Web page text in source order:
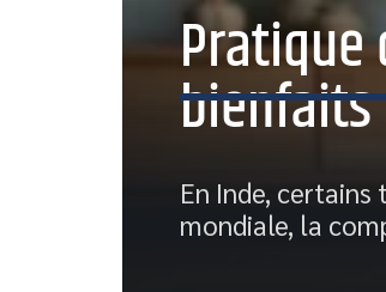
Pratique
bienfaits
En Inde,
mondiale, la